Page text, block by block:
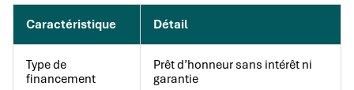
Caractéristique Détail
Type de
financement
Prêt d’honneur sans intérêt ni
garantie